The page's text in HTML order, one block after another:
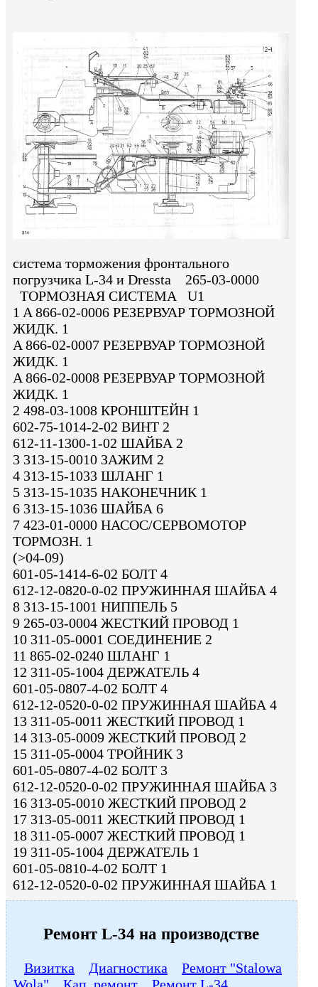
система торможения фронтального
погрузчика L-34 и Dressta 265-03-0000
ТОРМОЗНАЯ СИСТЕМА U1
1 A 866-02-0006 РЕЗЕРВУАР ТОРМОЗНОЙ
ЖИДК. 1
A 866-02-0007 РЕЗЕРВУАР ТОРМОЗНОЙ
ЖИДК. 1
A 866-02-0008 РЕЗЕРВУАР ТОРМОЗНОЙ
ЖИДК. 1
2 498-03-1008 КРОНШТЕЙН 1
602-75-1014-2-02 ВИНТ 2
612-11-1300-1-02 ШАЙБА 2
3 313-15-0010 ЗАЖИМ 2
4 313-15-1033 ШЛАНГ 1
5 313-15-1035 НАКОНЕЧНИК 1
6 313-15-1036 ШАЙБА 6
7 423-01-0000 НАСОС/СЕРВОМОТОР
ТОРМОЗН. 1
(>04-09)
601-05-1414-6-02 БОЛТ 4
612-12-0820-0-02 ПРУЖИННАЯ ШАЙБА 4
8 313-15-1001 НИППЕЛЬ 5
9 265-03-0004 ЖЕСТКИЙ ПРОВОД 1
10 311-05-0001 СОЕДИНЕНИЕ 2
11 865-02-0240 ШЛАНГ 1
12 311-05-1004 ДЕРЖАТЕЛЬ 4
601-05-0807-4-02 БОЛТ 4
612-12-0520-0-02 ПРУЖИННАЯ ШАЙБА 4
13 311-05-0011 ЖЕСТКИЙ ПРОВОД 1
14 313-05-0009 ЖЕСТКИЙ ПРОВОД 2
15 311-05-0004 ТРОЙНИК 3
601-05-0807-4-02 БОЛТ 3
612-12-0520-0-02 ПРУЖИННАЯ ШАЙБА 3
16 313-05-0010 ЖЕСТКИЙ ПРОВОД 2
17 313-05-0011 ЖЕСТКИЙ ПРОВОД 1
18 311-05-0007 ЖЕСТКИЙ ПРОВОД 1
19 311-05-1004 ДЕРЖАТЕЛЬ 1
601-05-0810-4-02 БОЛТ 1
612-12-0520-0-02 ПРУЖИННАЯ ШАЙБА 1
Ремонт L-34 на производстве
Визитка Диагностика
Ремонт "Stalowa